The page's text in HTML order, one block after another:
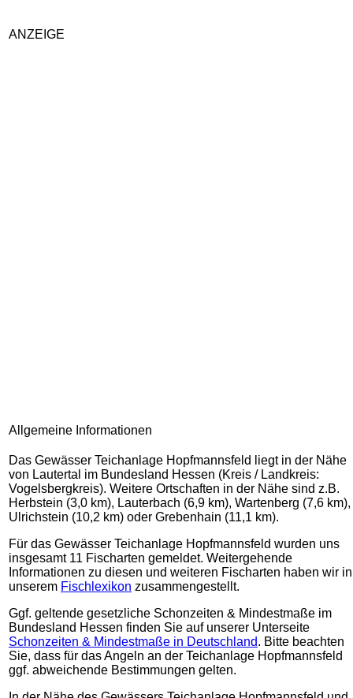
ANZEIGE
Allgemeine Informationen
Das Gewässer Teichanlage Hopfmannsfeld liegt in der Nähe
von Lautertal im Bundesland Hessen (Kreis / Landkreis:
Vogelsbergkreis). Weitere Ortschaften in der Nähe sind z.B.
Herbstein (3,0 km), Lauterbach (6,9 km), Wartenberg (7,6 km),
Ulrichstein (10,2 km) oder Grebenhain (11,1 km).
Für das Gewässer Teichanlage Hopfmannsfeld wurden uns
insgesamt 11 Fischarten gemeldet. Weitergehende
Informationen zu diesen und weiteren Fischarten haben wir in
unserem Fischlexikon zusammengestellt.
Ggf. geltende gesetzliche Schonzeiten & Mindestmaße im
Bundesland Hessen finden Sie auf unserer Unterseite
Schonzeiten & Mindestmaße in Deutschland. Bitte beachten
Sie, dass für das Angeln an der Teichanlage Hopfmannsfeld
ggf. abweichende Bestimmungen gelten.